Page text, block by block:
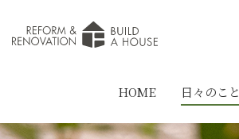
HOME 日々のこと